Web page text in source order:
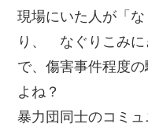
現場にいた人が「
り、 なぐりこみに
で、傷害事件程度
よね？
暴力団同士のコミ